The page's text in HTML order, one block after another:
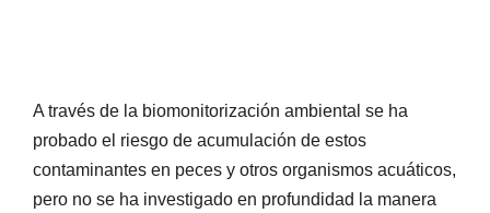
A través de la biomonitorización ambiental se ha
probado el riesgo de acumulación de estos
contaminantes en peces y otros organismos acuáticos,
pero no se ha investigado en profundidad la manera